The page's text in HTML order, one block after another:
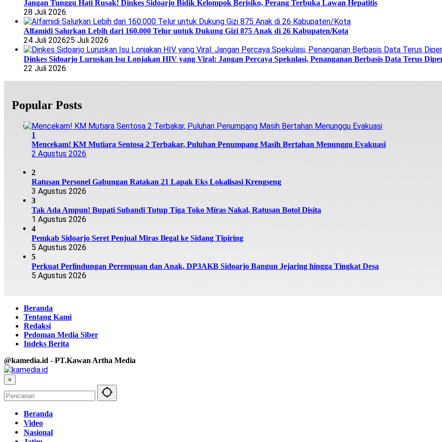
Jangan Tunggu Hati Rusak! Dinkes Sidoarjo Bidik Kelompok Berisiko, Perang Terbuka Lawan Hepatitis
28 Juli 2026
Alfamidi Salurkan Lebih dari 160.000 Telur untuk Dukung Gizi 875 Anak di 26 Kabupaten/Kota
24 Juli 202625 Juli 2026
Dinkes Sidoarjo Luruskan Isu Lonjakan HIV yang Viral: Jangan Percaya Spekulasi, Penanganan Berbasis Data Terus
22 Juli 2026
Popular Posts
1
Mencekam! KM Mutiara Sentosa 2 Terbakar, Puluhan Penumpang Masih Bertahan Menunggu Evakuasi
2 Agustus 2026
2
Ratusan Personel Gabungan Ratakan 21 Lapak Eks Lokalisasi Krengseng
3 Agustus 2026
3
Tak Ada Ampun! Bupati Subandi Tutup Tiga Toko Miras Nakal, Ratusan Botol Disita
1 Agustus 2026
4
Pemkab Sidoarjo Seret Penjual Miras Ilegal ke Sidang Tipiring
5 Agustus 2026
5
Perkuat Perlindungan Perempuan dan Anak, DP3AKB Sidoarjo Bangun Jejaring hingga Tingkat Desa
5 Agustus 2026
Beranda
Tentang Kami
Redaksi
Pedoman Media Siber
Indeks Berita
@kamedia.id - PT.Kawan Artha Media
×
Beranda
Video
Nasional